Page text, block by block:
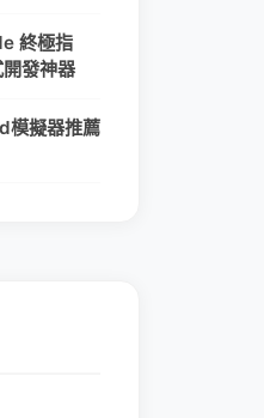
終極指
發神器
模擬器推薦